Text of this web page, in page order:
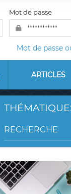
Mot de passe
Mot de passe
ARTICLES